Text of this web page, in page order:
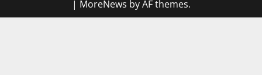
| MoreNews by AF themes.